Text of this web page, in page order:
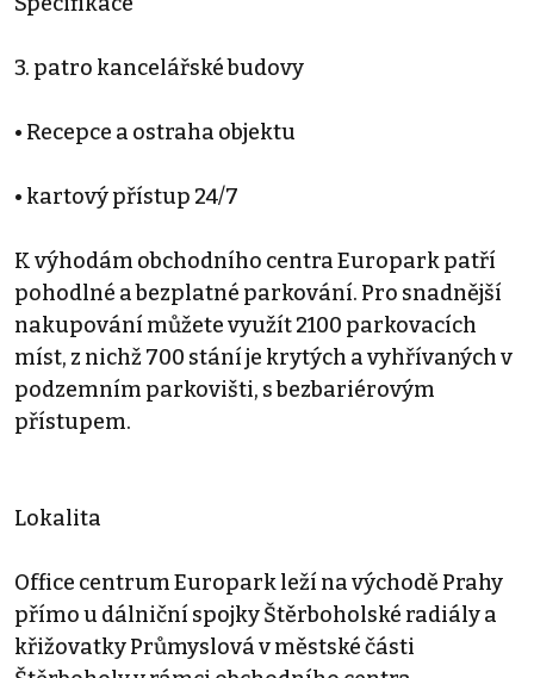
3. patro kancelářské budovy
• Recepce a ostraha objektu
• kartový přístup 24/7
K výhodám obchodního centra Europark patří
pohodlné a bezplatné parkování. Pro snadnější
nakupování můžete využít 2100 parkovacích
míst, z nichž 700 stání je krytých a vyhřívaných v
podzemním parkovišti, s bezbariérovým
přístupem.
Lokalita
Office centrum Europark leží na východě Prahy
přímo u dálniční spojky Štěrboholské radiály a
křižovatky Průmyslová v městské části